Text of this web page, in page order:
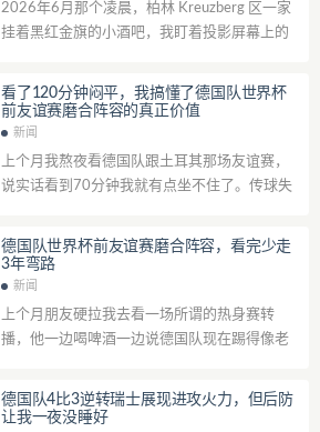
2026年6月那个凌晨，柏林 Kreuzberg 区一家
挂着黑红金旗的小酒吧，我盯着投影屏幕上的
老爷子攥着我的胳膊，嘴里...
看了120分钟闷平，我搞懂了德国队世界杯
前友谊赛磨合阵容的真正价值
新闻
上个月我熬夜看德国队跟土耳其那场友谊赛，
说实话看到70分钟我就有点坐不住了。传球失
场。气得我当晚发了条朋友圈吐槽，结果...
德国队世界杯前友谊赛磨合阵容，看完少走
3年弯路
新闻
上个月朋友硬拉我去看一场所谓的热身赛转
播，他一边喝啤酒一边说德国队现在踢得像老
当晚没睡好。那种感觉怎么说呢，就像你期待
一...
德国队4比3逆转瑞士展现进攻火力，但后防
让我一夜没睡好